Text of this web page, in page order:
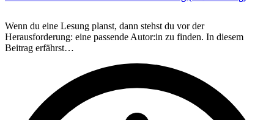
Wenn du eine Lesung planst, dann stehst du vor der
Herausforderung: eine passende Autor:in zu finden. In diesem
Beitrag erfährst…